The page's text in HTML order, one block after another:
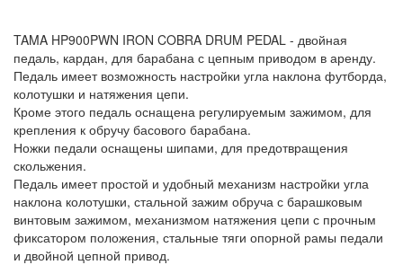
TAMA HP900PWN IRON COBRA DRUM PEDAL - двойная
педаль, кардан, для барабана с цепным приводом в аренду.
Педаль имеет возможность настройки угла наклона футборда,
колотушки и натяжения цепи.
Кроме этого педаль оснащена регулируемым зажимом, для
крепления к обручу басового барабана.
Ножки педали оснащены шипами, для предотвращения
скольжения.
Педаль имеет простой и удобный механизм настройки угла
наклона колотушки, стальной зажим обруча с барашковым
винтовым зажимом, механизмом натяжения цепи с прочным
фиксатором положения, стальные тяги опорной рамы педали
и двойной цепной привод.